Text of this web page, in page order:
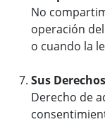
No
operación
o cuando la
Sus Derechos
Derecho de